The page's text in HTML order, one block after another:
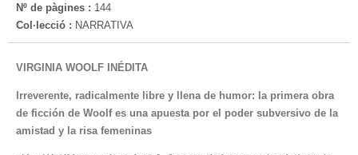
Nº de pàgines : 144
Col·lecció : NARRATIVA
VIRGINIA WOOLF INÉDITA
Irreverente, radicalmente libre y llena de humor: la primera obra
de ficción de Woolf es una apuesta por el poder subversivo de la
amistad y la risa femeninas